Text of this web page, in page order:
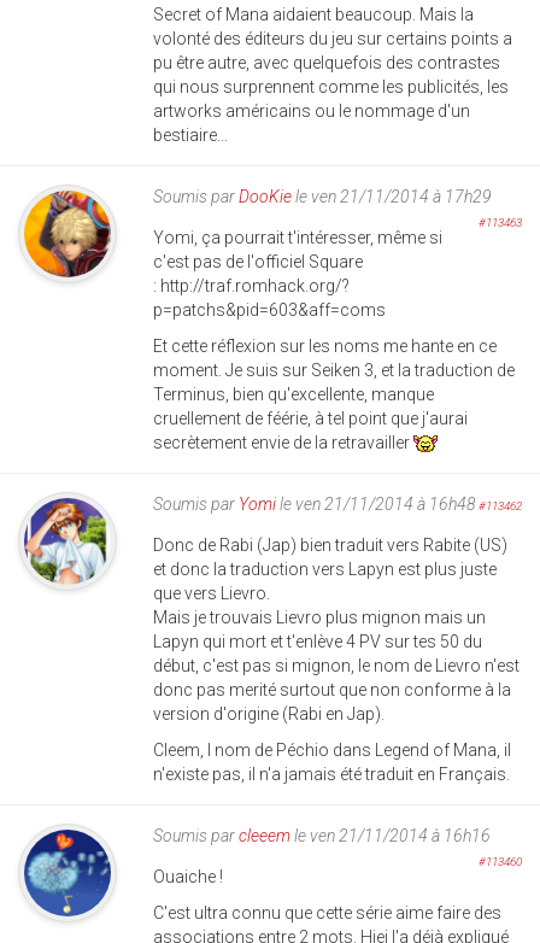
Secret of Mana aidaient beaucoup. Mais la
volonté des éditeurs du jeu sur certains points a
pu être autre, avec quelquefois des contrastes
qui nous surprennent comme les publicités, les
artworks américains ou le nommage d'un
bestiaire...
Soumis parDooKiele ven 21/11/2014 à 17h29
#113463
Yomi, ça pourrait t'intéresser, même si
c'est pas de l'officiel Square
: http://traf.romhack.org/?
p=patchs&pid=603&aff=coms
Et cette réflexion sur les noms me hante en ce
moment. Je suis sur Seiken 3, et la traduction de
Terminus, bien qu'excellente, manque
cruellement de féérie, à tel point que j'aurai
secrètement envie de la retravailler
Soumis par Yomile ven 21/11/2014 à 16h48 #113462
Donc de Rabi (Jap) bien traduit vers Rabite (US)
et donc la traduction vers Lapyn est plus juste
que vers Lievro.
Mais je trouvais Lievro plus mignon mais un
Lapyn qui mort et t'enlève 4 PV sur tes 50 du
début, c'est pas si mignon, le nom de Lievro n'est
donc pas merité surtout que non conforme à la
version d'origine (Rabi en Jap).
Cleem, l nom de Péchio dans Legend of Mana, il
n'existe pas, il n'a jamais été traduit en Français.
Soumis parcleeemle ven 21/11/2014 à 16h16
#113460
Ouaiche !
C'est ultra connu que cette série aime faire des
associations entre 2 mots. Hiei l'a déjà expliqué